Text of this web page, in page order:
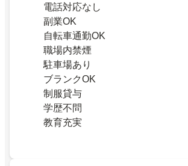
電話対応なし
副業OK
自転車通勤OK
職場内禁煙
駐車場あり
ブランクOK
制服貸与
学歴不問
教育充実